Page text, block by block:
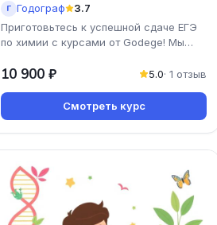
Г Годограф
3.7
Приготовьтесь к успешной сдаче ЕГЭ
по химии с курсами от Godege! Мы
которая поможет вам
10 900 ₽ 5.0· 1 отзыв
Смотреть курс